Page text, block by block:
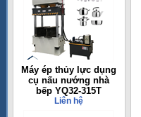
Máy ép thủy lực dụng
cụ nấu nướng nhà
bếp YQ32-315T
Liên hệ